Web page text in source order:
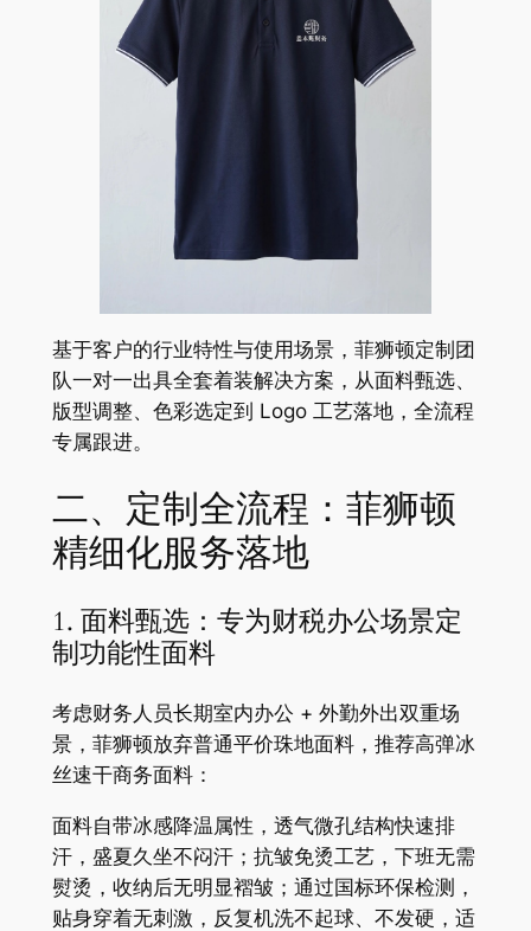
基于客户的行业特性与使用场景，菲狮顿定制团
队一对一出具全套着装解决方案，从面料甄选、
版型调整、色彩选定到 Logo 工艺落地，全流程
专属跟进。
二、定制全流程：菲狮顿
精细化服务落地
1. 面料甄选：专为财税办公场景定
制功能性面料
考虑财务人员长期室内办公 + 外勤外出双重场
景，菲狮顿放弃普通平价珠地面料，推荐高弹冰
丝速干商务面料：
面料自带冰感降温属性，透气微孔结构快速排
汗，盛夏久坐不闷汗；抗皱免烫工艺，下班无需
熨烫，收纳后无明显褶皱；通过国标环保检测，
贴身穿着无刺激，反复机洗不起球、不发硬，适